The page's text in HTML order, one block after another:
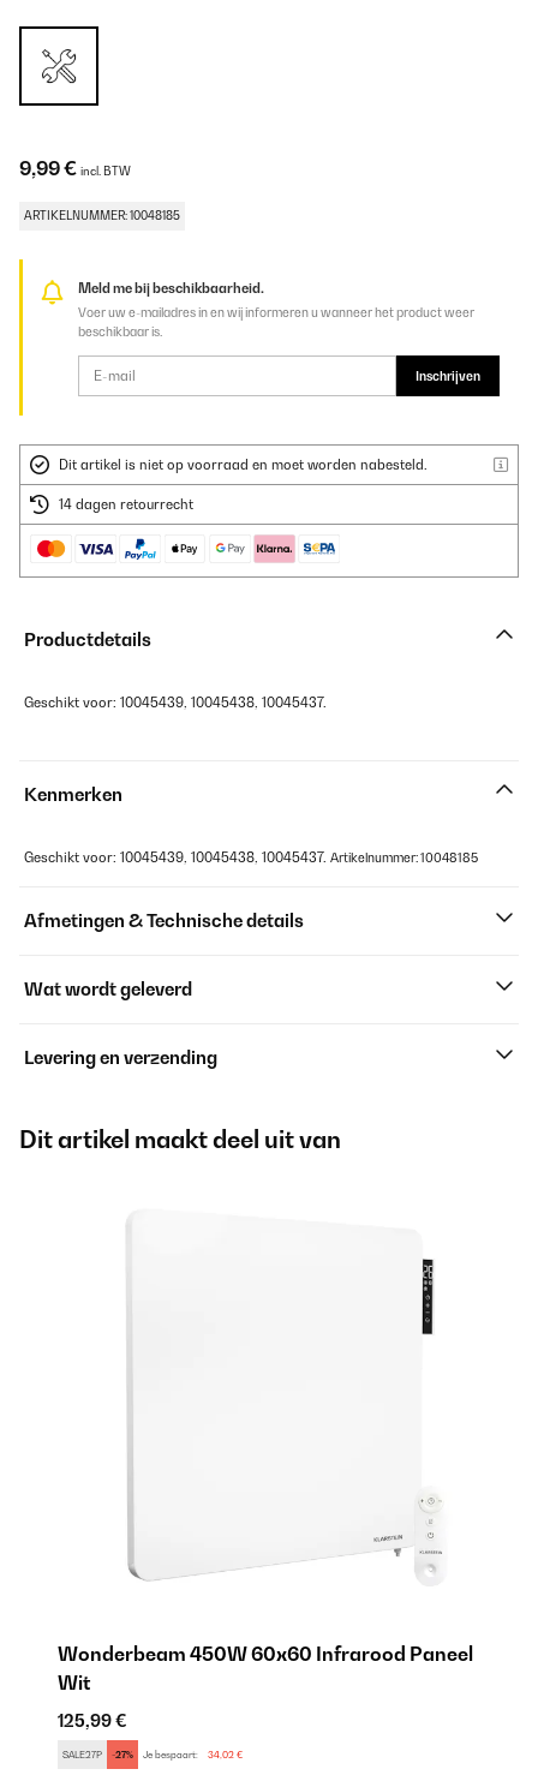
9,99 € incl. BTW
ARTIKELNUMMER: 10048185
Meld me bij beschikbaarheid.
Voer uw e-mailadres in en wij informeren u wanneer het product weer
beschikbaar is.
Inschrijven
Dit artikel is niet op voorraad en moet worden nabesteld.
14 dagen retourrecht
Productdetails
Geschikt voor: 10045439, 10045438, 10045437.
Kenmerken
Geschikt voor: 10045439, 10045438, 10045437. Artikelnummer: 10048185
Afmetingen & Technische details
Wat wordt geleverd
Levering en verzending
Dit artikel maakt deel uit van
Wonderbeam 450W 60x60 Infrarood Paneel
Wit
125,99 €
SALE27P -27% Je bespaart: 34,02 €